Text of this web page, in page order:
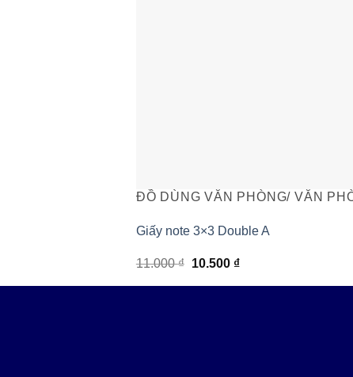
+
ĐỒ DÙNG VĂN PHÒNG/ VĂN
Giấy note 3×3 Double A
11.000₫
Giá
là:
10.500 ₫Giá
tại